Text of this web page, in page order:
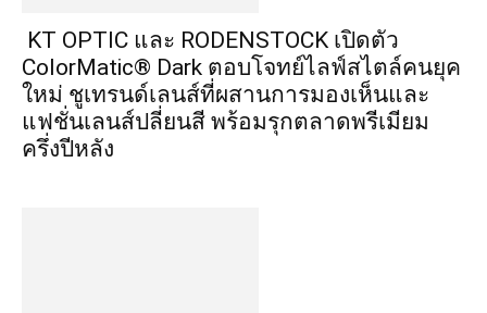
KT OPTIC และ RODENSTOCK เปิดตัว
ColorMatic® Dark ตอบโจทย์ไลฟ์สไตล์คนยุค
ใหม่ ชูเทรนด์เลนส์ที่ผสานการมองเห็นและ
แฟชั่นเลนส์ปลี่ยนสี พร้อมรุกตลาดพรีเมียม
ครึ่งปีหลัง